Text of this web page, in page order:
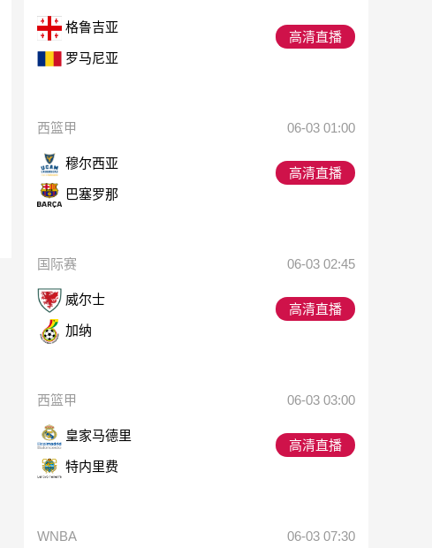
格鲁吉亚
罗马尼亚
高清直播
西篮甲 06-03 01:00
穆尔西亚
巴塞罗那
高清直播
国际赛 06-03 02:45
威尔士
加纳
高清直播
西篮甲 06-03 03:00
皇家马德里
特内里费
高清直播
WNBA 06-03 07:30